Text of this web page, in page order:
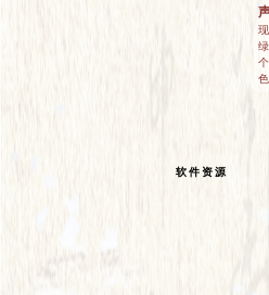
软件资源